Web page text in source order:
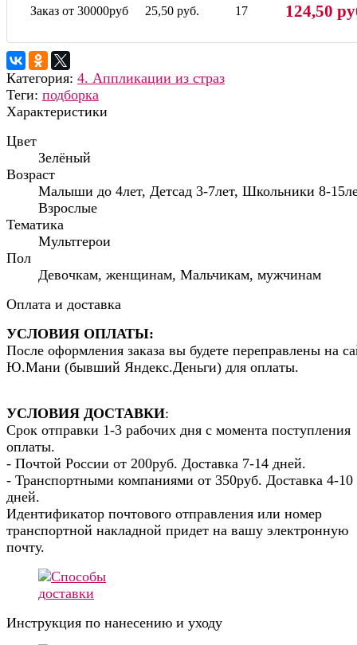
Заказ от 30000руб 25,50 руб. 17 124,50
Категория: 4. Аппликации из страз
Теги: подборка
Характеристики
Цвет
Зелёный
Возраст
Малыши до 4лет, Детсад 3-7лет, Школьники 8-
Взрослые
Тематика
Мультгерои
Пол
Девочкам, женщинам, Мальчикам, мужчинам
Оплата и доставка
УСЛОВИЯ ОПЛАТЫ:
После оформления заказа вы будете переправлены на
Ю.Мани (бывший Яндекс.Деньги) для оплаты.
УСЛОВИЯ ДОСТАВКИ:
Срок отправки 1-3 рабочих дня с момента поступления
оплаты.
- Почтой России от 200руб. Доставка 7-14 дней.
- Транспортными компаниями от 350руб. Доставка 4-10
дней.
Идентификатор почтового отправления или номер
транспортной накладной придет на вашу электронную
почту.
Инструкция по нанесению и уходу